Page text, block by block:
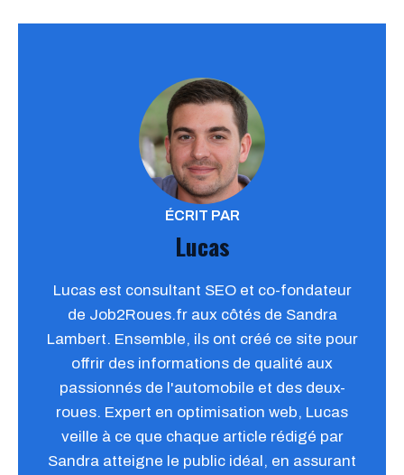
ÉCRIT PAR
Lucas
Lucas est consultant SEO et co-fondateur
de Job2Roues.fr aux côtés de Sandra
Lambert. Ensemble, ils ont créé ce site pour
offrir des informations de qualité aux
passionnés de l'automobile et des deux-
roues. Expert en optimisation web, Lucas
veille à ce que chaque article rédigé par
Sandra atteigne le public idéal, en assurant